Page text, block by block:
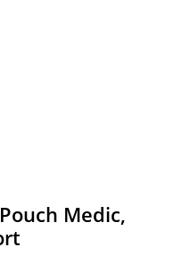
Medic,